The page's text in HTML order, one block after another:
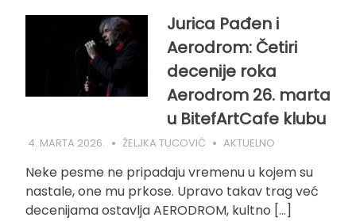
Jurica Pađen i
Aerodrom: Četiri
decenije roka
Aerodrom 26. marta
u BitefArtCafe klubu
4. MARTA 2026. ŽELJKA TUCOVIĆ AKTUELNO
Neke pesme ne pripadaju vremenu u kojem su
nastale, one mu prkose. Upravo takav trag već
decenijama ostavlja AERODROM, kultno […]